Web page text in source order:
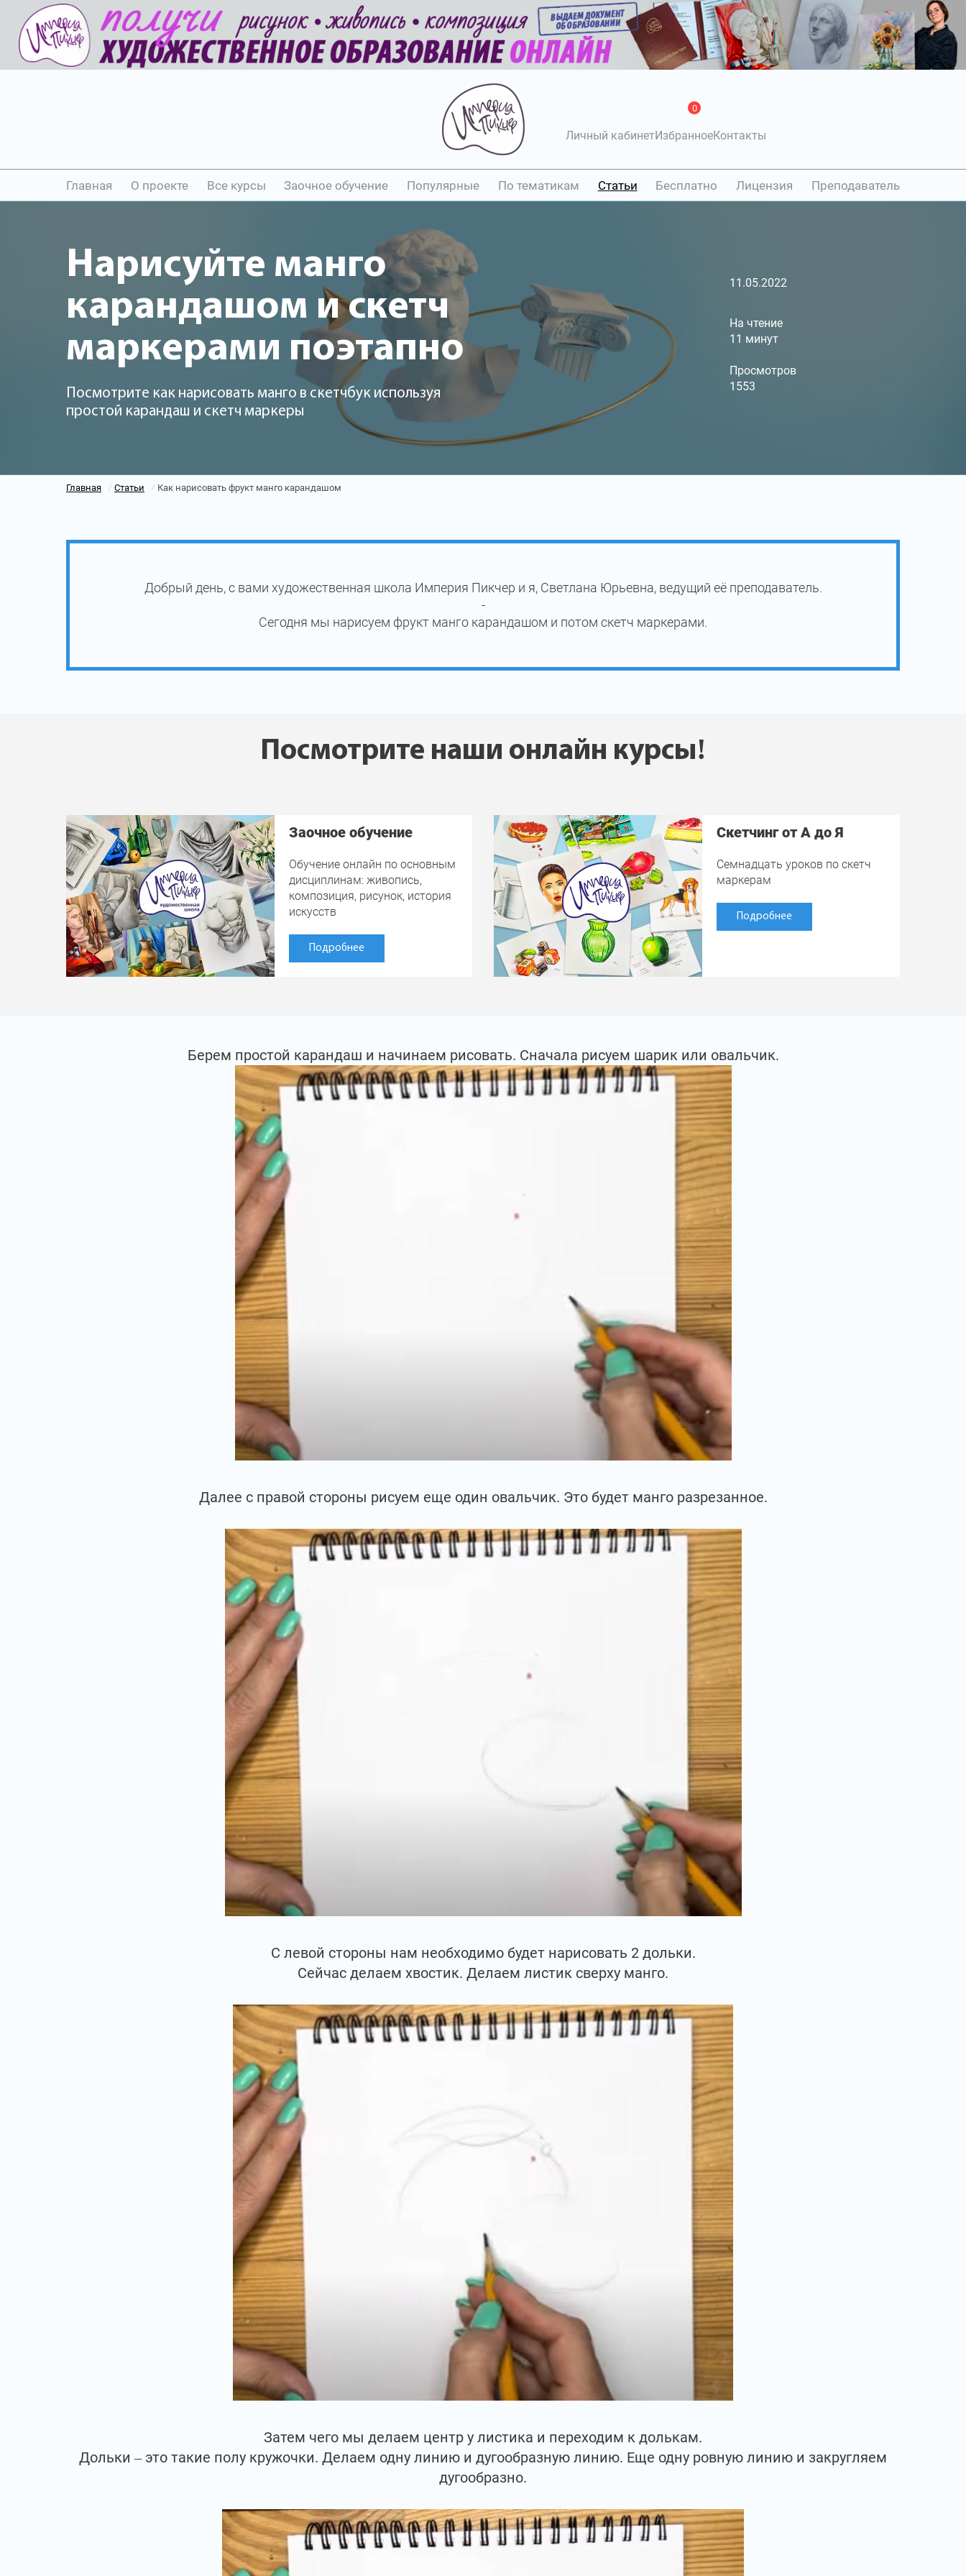
Личный кабинетИзбранное
0
Контакты
Главная О проекте Все курсы Заочное обучение Популярные По тематикам Статьи Бесплатно Лицензия Преподаватель
Нарисуйте манго
карандашом и скетч
маркерами поэтапно
Посмотрите как нарисовать манго в скетчбук используя
простой карандаш и скетч маркеры
11.05.2022
На чтение
11 минут
Просмотров
1553
Главная / Статьи / Как нарисовать фрукт манго карандашом
Добрый день, с вами художественная школа Империя Пикчер и я, Светлана Юрьевна, ведущий её преподаватель.
-
Сегодня мы нарисуем фрукт манго карандашом и потом скетч маркерами.
Посмотрите наши онлайн курсы!
Заочное обучение
Обучение онлайн по основным
дисциплинам: живопись,
композиция, рисунок, история
искусств
Подробнее
Скетчинг от А до Я
Семнадцать уроков по скетч
маркерам
Подробнее
Берем простой карандаш и начинаем рисовать. Сначала рисуем шарик или овальчик.
Далее с правой стороны рисуем еще один овальчик. Это будет манго разрезанное.
С левой стороны нам необходимо будет нарисовать 2 дольки.
Сейчас делаем хвостик. Делаем листик сверху манго.
Затем чего мы делаем центр у листика и переходим к долькам.
Дольки – это такие полу кружочки. Делаем одну линию и дугообразную линию. Еще одну ровную линию и закругляем
дугообразно.